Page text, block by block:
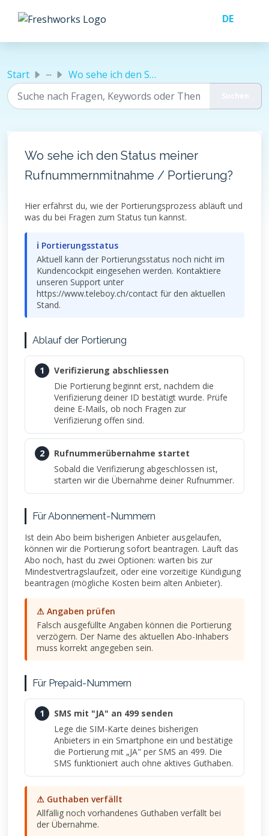
Start ... Wo sehe ich den Status meiner Rufnummernmitnahme / Portie...
Wo sehe ich den Status meiner
Rufnummernmitnahme / Portierung?
Hier erfährst du, wie der Portierungsprozess abläuft und
was du bei Fragen zum Status tun kannst.
ℹ Portierungsstatus
Aktuell kann der Portierungsstatus noch nicht im
Kundencockpit eingesehen werden. Kontaktiere
unseren Support unter
https://www.teleboy.ch/contact für den aktuellen
Stand.
Ablauf der Portierung
1
Verifizierung abschliessen
Die Portierung beginnt erst, nachdem die
Verifizierung deiner ID bestätigt wurde. Prüfe
deine E-Mails, ob noch Fragen zur
Verifizierung offen sind.
2
Rufnummerübernahme startet
Sobald die Verifizierung abgeschlossen ist,
starten wir die Übernahme deiner Rufnummer.
Für Abonnement-Nummern
Ist dein Abo beim bisherigen Anbieter ausgelaufen,
können wir die Portierung sofort beantragen. Läuft das
Abo noch, hast du zwei Optionen: warten bis zur
Mindestvertragslaufzeit, oder eine vorzeitige Kündigung
beantragen (mögliche Kosten beim alten Anbieter).
⚠ Angaben prüfen
Falsch ausgefüllte Angaben können die Portierung
verzögern. Der Name des aktuellen Abo-Inhabers
muss korrekt angegeben sein.
Für Prepaid-Nummern
1
SMS mit "JA" an 499 senden
Lege die SIM-Karte deines bisherigen
Anbieters in ein Smartphone ein und bestätige
die Portierung mit „JA" per SMS an 499. Die
SMS funktioniert auch ohne aktives Guthaben.
⚠ Guthaben verfällt
Allfällig noch vorhandenes Guthaben verfällt bei
der Übernahme.